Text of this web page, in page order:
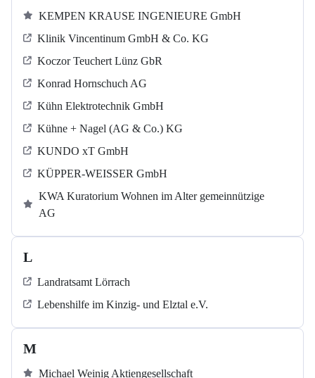
KEMPEN KRAUSE INGENIEURE GmbH
Klinik Vincentinum GmbH & Co. KG
Koczor Teuchert Lünz GbR
Konrad Hornschuch AG
Kühn Elektrotechnik GmbH
Kühne + Nagel (AG & Co.) KG
KUNDO xT GmbH
KÜPPER-WEISSER GmbH
KWA Kuratorium Wohnen im Alter gemeinnützige
AG
L
Landratsamt Lörrach
Lebenshilfe im Kinzig-​​​ und Elztal e.V.
M
Michael Weinig Aktiengesellschaft